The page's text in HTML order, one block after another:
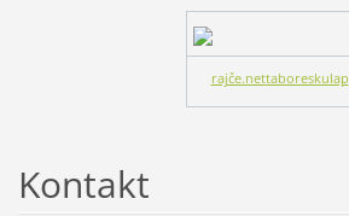
taboreskulap
rajče.net
Kontakt